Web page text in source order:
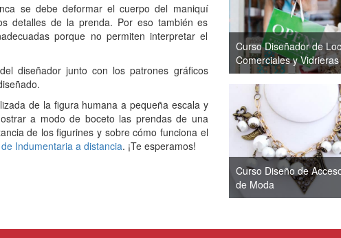
se debe deformar el cuerpo del maniquí
detalles de la prenda. Por eso también es
porque no permiten interpretar el
diseñador junto con los patrones gráficos
de la figura humana a pequeña escala y
a modo de boceto las prendas de una
de los figurines y sobre cómo funciona el
Indumentaria a distancia. ¡Te esperamos!
Curso Diseñador de
Comerciales y Vidrieras
Curso Diseño de
de Moda